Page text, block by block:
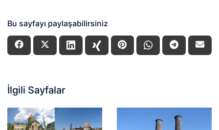
Bu sayfayı paylaşabilirsiniz
İlgili Sayfalar